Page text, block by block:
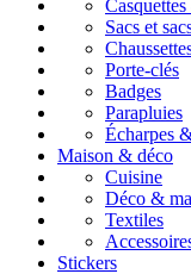
Sacs et
Porte-clés
Badges
Parapluies
Écharpes
Maison & déco
Cuisine
Déco &
Textiles
Stickers